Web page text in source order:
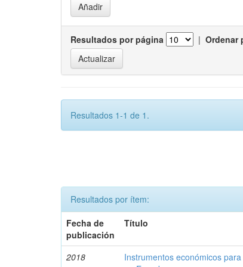
Resultados por página | Ordenar
Resultados 1-1 de 1.
Resultados por ítem:
Fecha de
publicación
Título
2018
Instrumentos económicos